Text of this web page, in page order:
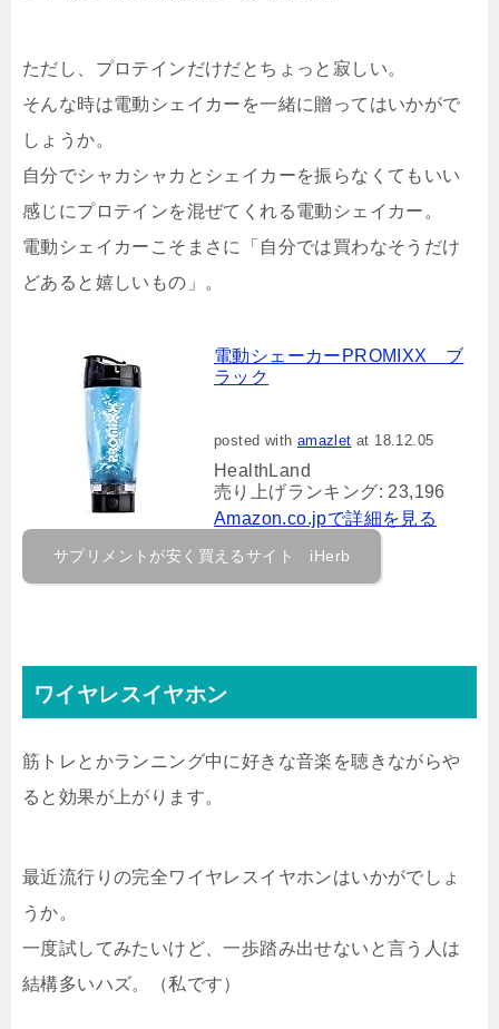
ただし、プロテインだけだとちょっと寂しい。
そんな時は電動シェイカーを一緒に贈ってはいかがで
しょうか。
自分でシャカシャカとシェイカーを振らなくてもいい
感じにプロテインを混ぜてくれる電動シェイカー。
電動シェイカーこそまさに「自分では買わなそうだけ
どあると嬉しいもの」。
電動シェーカーPROMIXX ブ
ラック
posted with amazlet at 18.12.05
HealthLand
売り上げランキング: 23,196
Amazon.co.jpで詳細を見る
サプリメントが安く買えるサイト iHerb
ワイヤレスイヤホン
筋トレとかランニング中に好きな音楽を聴きながらや
ると効果が上がります。
最近流行りの完全ワイヤレスイヤホンはいかがでしょ
うか。
一度試してみたいけど、一歩踏み出せないと言う人は
結構多いハズ。（私です）